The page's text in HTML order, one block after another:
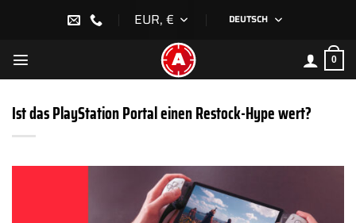
EUR, € DEUTSCH
0
Ist das PlayStation Portal einen Restock-Hype wert?